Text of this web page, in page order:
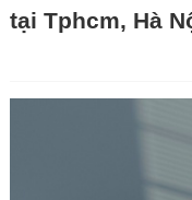
tại Tphcm, Hà